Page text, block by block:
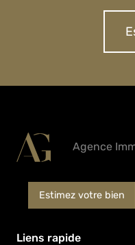
Agence
Estimez votre bien
Liens rapide